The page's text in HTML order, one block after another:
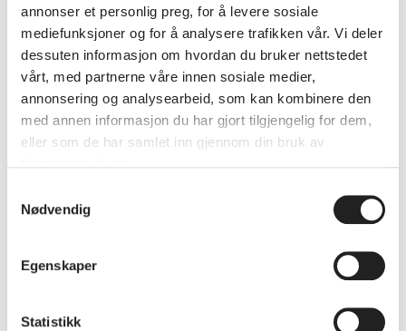
annonser et personlig preg, for å levere sosiale
mediefunksjoner og for å analysere trafikken vår. Vi deler
dessuten informasjon om hvordan du bruker nettstedet
vårt, med partnerne våre innen sosiale medier,
annonsering og analysearbeid, som kan kombinere den
med annen informasjon du har gjort tilgjengelig for dem,
eller som de har samlet inn gjennom din bruk av
Nødvendig
Egenskaper
Statistikk
Ta kontakt og sjekk ut hva som skjer hos
dem. En fin måte å lære mer om hage og
dyrking, og ikke minst treffe hyggelige
folk.